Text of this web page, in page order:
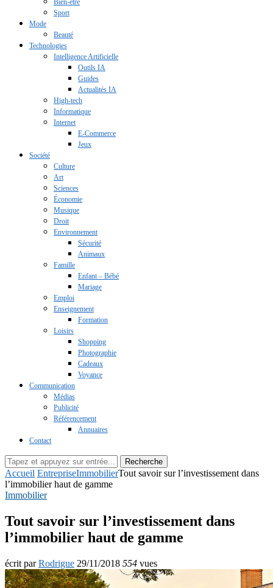
Bien-être
Sport
Mode
Beauté
Technologies
Intelligence Artificielle
Outils IA
Guides
Actualités IA
High-tech
Informatique
Internet
E-Commerce
Jeux
Société
Culture
Art
Sciences
Économie
Musique
Droit
Environnement
Sécurité
Animaux
Famille
Enfant – Bébé
Mariage
Emploi
Enseignement
Formation
Loisirs
Shopping
Photographie
Cadeaux
Voyance
Communication
Médias
Publicité
Référencement
Annuaires
Contact
Recherche
Accueil EntrepriseImmobilierTout savoir sur l’investissement dans
l’immobilier haut de gamme
Immobilier
Tout savoir sur l’investissement dans
l’immobilier haut de gamme
écrit parRodrigue 29/11/2018 554 vues